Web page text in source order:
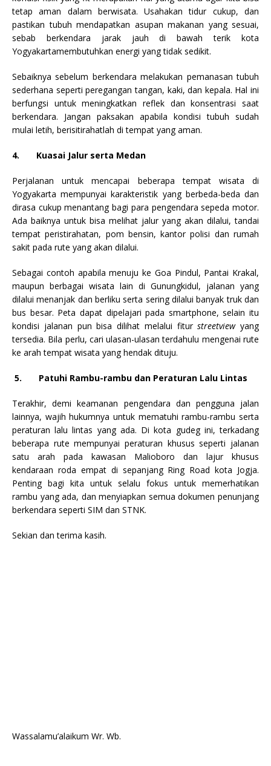
tetap aman dalam berwisata. Usahakan tidur cukup, dan
pastikan tubuh mendapatkan asupan makanan yang sesuai,
sebab berkendara jarak jauh di bawah terik kota
Yogyakartamembutuhkan energi yang tidak sedikit.
Sebaiknya sebelum berkendara melakukan pemanasan tubuh
sederhana seperti peregangan tangan, kaki, dan kepala. Hal ini
berfungsi untuk meningkatkan reflek dan konsentrasi saat
berkendara. Jangan paksakan apabila kondisi tubuh sudah
mulai letih, berisitirahatlah di tempat yang aman.
4. Kuasai Jalur serta Medan
Perjalanan untuk mencapai beberapa tempat wisata di
Yogyakarta mempunyai karakteristik yang berbeda-beda dan
dirasa cukup menantang bagi para pengendara sepeda motor.
Ada baiknya untuk bisa melihat jalur yang akan dilalui, tandai
tempat peristirahatan, pom bensin, kantor polisi dan rumah
sakit pada rute yang akan dilalui.
Sebagai contoh apabila menuju ke Goa Pindul, Pantai Krakal,
maupun berbagai wisata lain di Gunungkidul, jalanan yang
dilalui menanjak dan berliku serta sering dilalui banyak truk dan
bus besar. Peta dapat dipelajari pada smartphone, selain itu
kondisi jalanan pun bisa dilihat melalui fiturstreetviewyang
tersedia. Bila perlu, cari ulasan-ulasan terdahulu mengenai rute
ke arah tempat wisata yang hendak dituju.
5. Patuhi Rambu-rambu dan Peraturan Lalu Lintas
Terakhir, demi keamanan pengendara dan pengguna jalan
lainnya, wajih hukumnya untuk mematuhi rambu-rambu serta
peraturan lalu lintas yang ada. Di kota gudeg ini, terkadang
beberapa rute mempunyai peraturan khusus seperti jalanan
satu arah pada kawasan Malioboro dan lajur khusus
kendaraan roda empat di sepanjang Ring Road kota Jogja.
Penting bagi kita untuk selalu fokus untuk memerhatikan
rambu yang ada, dan menyiapkan semua dokumen penunjang
berkendara seperti SIM dan STNK.
Sekian dan terima kasih.
Wassalamu’alaikum Wr. Wb.